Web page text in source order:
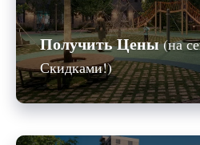
Получить Цены(на
Скидками!)